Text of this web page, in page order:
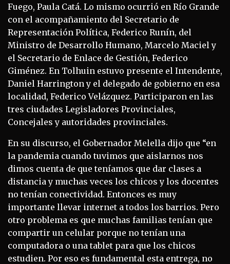
Fuego, Paula Catá. Lo mismo ocurrió en Río Grande
con el acompañamiento del Secretario de
Representación Política, Federico Runín, del
Ministro de Desarrollo Humano, Marcelo Maciel y
el Secretario de Enlace de Gestión, Federico
Giménez. En Tolhuin estuvo presente el Intendente,
Daniel Harrington y el delegado de gobierno en esa
localidad, Federico Velázquez. Participaron en las
tres ciudades Legisladores Provinciales,
Concejales y autoridades provinciales.
En su discurso, el Gobernador Melella dijo que “en
la pandemia cuando tuvimos que aislarnos nos
dimos cuenta de que teníamos que dar clases a
distancia y muchas veces los chicos y los docentes
no tenían conectividad. Entonces es muy
importante llevar internet a todos los barrios. Pero
otro problema es que muchas familias tenían que
compartir un celular porque no tenían una
computadora o una tablet para que los chicos
estudien. Por eso es fundamental esta entrega, no